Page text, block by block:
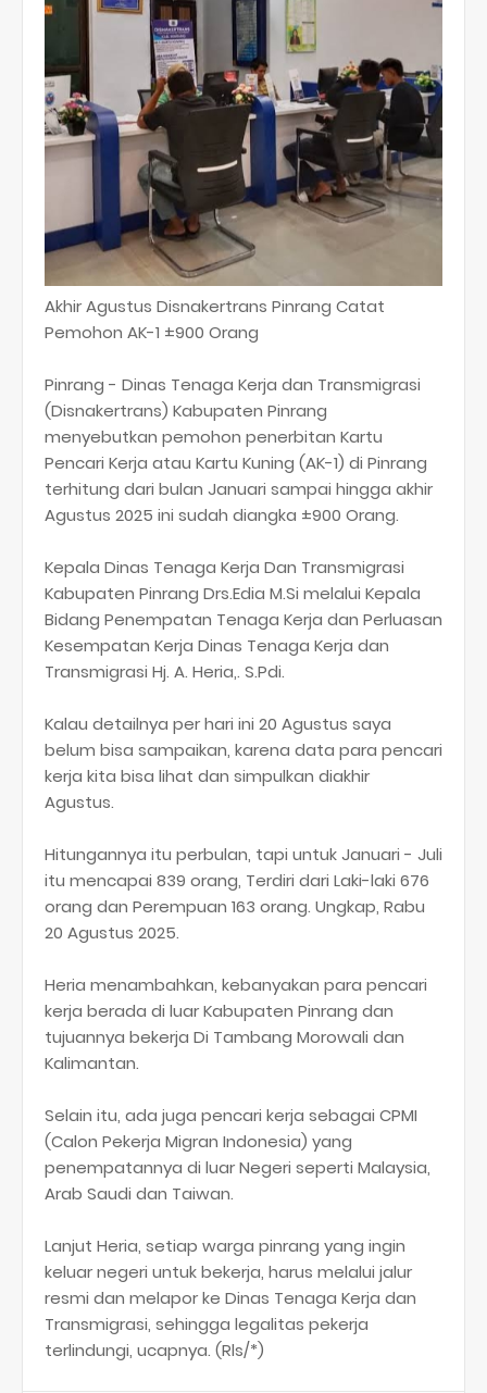
Akhir Agustus Disnakertrans Pinrang Catat
Pemohon AK-1 ±900 Orang
Pinrang - Dinas Tenaga Kerja dan Transmigrasi
(Disnakertrans) Kabupaten Pinrang
menyebutkan pemohon penerbitan Kartu
Pencari Kerja atau Kartu Kuning (AK-1) di Pinrang
terhitung dari bulan Januari sampai hingga akhir
Agustus 2025 ini sudah diangka ±900 Orang.
Kepala Dinas Tenaga Kerja Dan Transmigrasi
Kabupaten Pinrang Drs.Edia M.Si melalui Kepala
Bidang Penempatan Tenaga Kerja dan Perluasan
Kesempatan Kerja Dinas Tenaga Kerja dan
Transmigrasi Hj. A. Heria,. S.Pdi.
Kalau detailnya per hari ini 20 Agustus saya
belum bisa sampaikan, karena data para pencari
kerja kita bisa lihat dan simpulkan diakhir
Agustus.
Hitungannya itu perbulan, tapi untuk Januari - Juli
itu mencapai 839 orang, Terdiri dari Laki-laki 676
orang dan Perempuan 163 orang. Ungkap, Rabu
20 Agustus 2025.
Heria menambahkan, kebanyakan para pencari
kerja berada di luar Kabupaten Pinrang dan
tujuannya bekerja Di Tambang Morowali dan
Kalimantan.
Selain itu, ada juga pencari kerja sebagai CPMI
(Calon Pekerja Migran Indonesia) yang
penempatannya di luar Negeri seperti Malaysia,
Arab Saudi dan Taiwan.
Lanjut Heria, setiap warga pinrang yang ingin
keluar negeri untuk bekerja, harus melalui jalur
resmi dan melapor ke Dinas Tenaga Kerja dan
Transmigrasi, sehingga legalitas pekerja
terlindungi, ucapnya. (Rls/*)